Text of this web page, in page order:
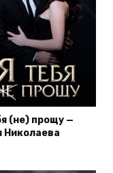
(не) прощу —
Николаева